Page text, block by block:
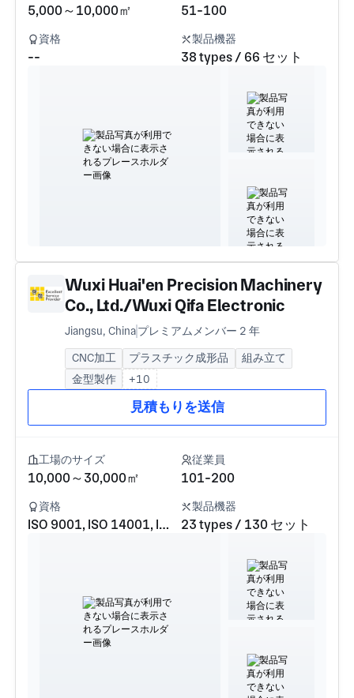
5,000～10,000㎡ 51-100
資格
--
製品機器
38 types / 66 セット
Wuxi Huai'en Precision Machinery
Co., Ltd./Wuxi Qifa Electronic
Technology Co., Ltd./Wuxi Qifa
Technology Development Co., Ltd.
Jiangsu, Chinaプレミアムメンバー 2 年
CNC加工 プラスチック成形品
組み立て
金型製作
+10
見積もりを送信
工場のサイズ
10,000～30,000㎡
従業員
101-200
資格
ISO 9001, ISO 14001, ISO 45001
製品機器
23 types / 130 セット